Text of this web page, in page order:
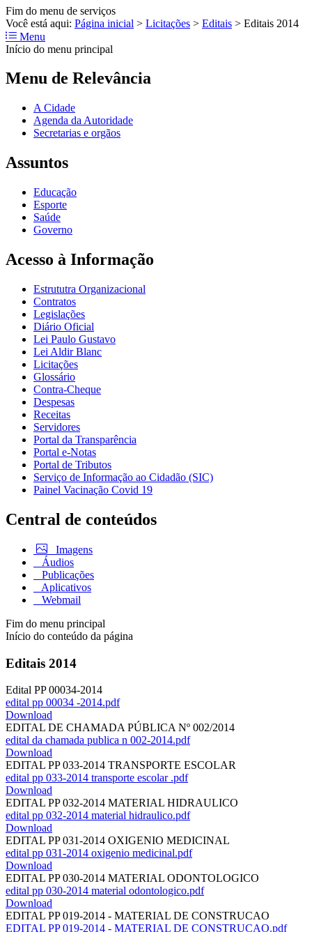
Fim do menu de serviços
Você está aqui: Página inicial > Licitações > Editais > Editais 2014
Menu
Início do menu principal
Menu de Relevância
A Cidade
Agenda da Autoridade
Secretarias e orgãos
Assuntos
Educação
Esporte
Saúde
Governo
Acesso à Informação
Estrututra Organizacional
Contratos
Legislações
Diário Oficial
Lei Paulo Gustavo
Lei Aldir Blanc
Licitações
Glossário
Contra-Cheque
Despesas
Receitas
Servidores
Portal da Transparência
Portal e-Notas
Portal de Tributos
Serviço de Informação ao Cidadão (SIC)
Painel Vacinação Covid 19
Central de conteúdos
Imagens
Áudios
Publicações
Aplicativos
Webmail
Fim do menu principal
Início do conteúdo da página
Editais 2014
Edital PP 00034-2014
edital pp 00034 -2014.pdf
Download
EDITAL DE CHAMADA PÚBLICA Nº 002/2014
edital da chamada publica n 002-2014.pdf
Download
EDITAL PP 033-2014 TRANSPORTE ESCOLAR
edital pp 033-2014 transporte escolar .pdf
Download
EDITAL PP 032-2014 MATERIAL HIDRAULICO
edital pp 032-2014 material hidraulico.pdf
Download
EDITAL PP 031-2014 OXIGENIO MEDICINAL
edital pp 031-2014 oxigenio medicinal.pdf
Download
EDITAL PP 030-2014 MATERIAL ODONTOLOGICO
edital pp 030-2014 material odontologico.pdf
Download
EDITAL PP 019-2014 - MATERIAL DE CONSTRUCAO
EDITAL PP 019-2014 - MATERIAL DE CONSTRUCAO.pdf